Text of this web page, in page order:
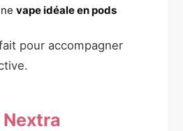
vape idéale en pods
pour accompagner
Nextra